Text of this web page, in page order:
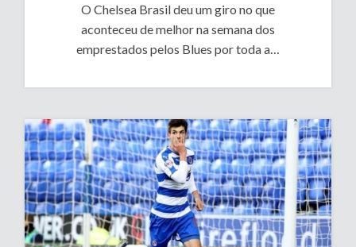
O Chelsea Brasil deu um giro no que
aconteceu de melhor na semana dos
emprestados pelos Blues por toda a…